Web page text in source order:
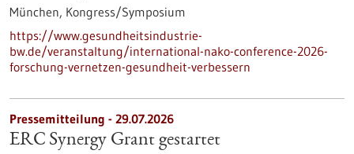
München, Kongress/Symposium
https://www.gesundheitsindustrie-
bw.de/veranstaltung/international-nako-conference-2026-
forschung-vernetzen-gesundheit-verbessern
Pressemitteilung - 29.07.2026
ERC Synergy Grant gestartet